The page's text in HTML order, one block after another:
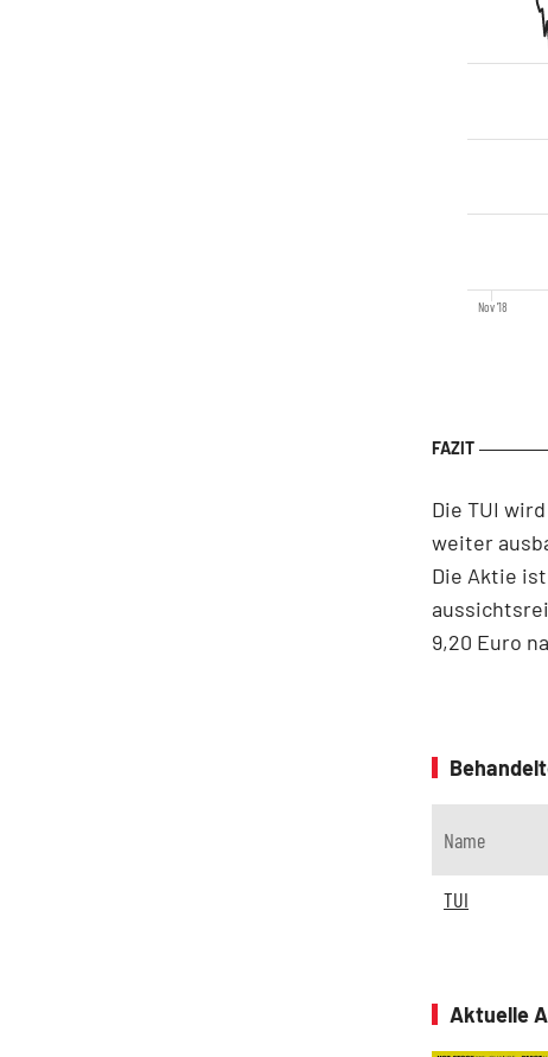
Nov '18
Die TUI
weiter
Die Aktie
9,20 Euro
Name
TUI
Aktuelle